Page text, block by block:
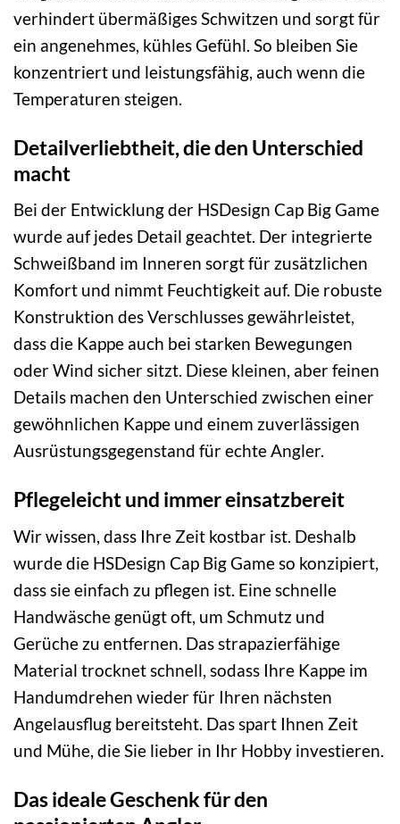
verhindert übermäßiges Schwitzen und sorgt für
ein angenehmes, kühles Gefühl. So bleiben Sie
konzentriert und leistungsfähig, auch wenn die
Temperaturen steigen.
Detailverliebtheit, die den Unterschied
macht
Bei der Entwicklung der HSDesign Cap Big Game
wurde auf jedes Detail geachtet. Der integrierte
Schweißband im Inneren sorgt für zusätzlichen
Komfort und nimmt Feuchtigkeit auf. Die robuste
Konstruktion des Verschlusses gewährleistet,
dass die Kappe auch bei starken Bewegungen
oder Wind sicher sitzt. Diese kleinen, aber feinen
Details machen den Unterschied zwischen einer
gewöhnlichen Kappe und einem zuverlässigen
Ausrüstungsgegenstand für echte Angler.
Pflegeleicht und immer einsatzbereit
Wir wissen, dass Ihre Zeit kostbar ist. Deshalb
wurde die HSDesign Cap Big Game so konzipiert,
dass sie einfach zu pflegen ist. Eine schnelle
Handwäsche genügt oft, um Schmutz und
Gerüche zu entfernen. Das strapazierfähige
Material trocknet schnell, sodass Ihre Kappe im
Handumdrehen wieder für Ihren nächsten
Angelausflug bereitsteht. Das spart Ihnen Zeit
und Mühe, die Sie lieber in Ihr Hobby investieren.
Das ideale Geschenk für den